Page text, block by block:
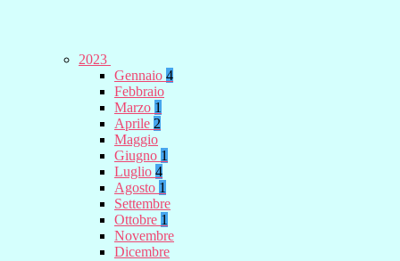
2023
Gennaio 4
Febbraio
Marzo 1
Aprile 2
Maggio
Giugno 1
Luglio 4
Agosto 1
Settembre
Ottobre 1
Novembre
Dicembre